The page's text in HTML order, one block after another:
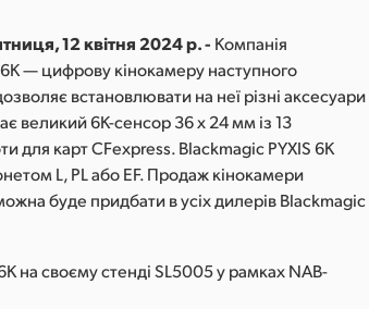
12 квітня 2024 р. - Компанія
— цифрову кінокамеру наступного
встановлювати на неї різні аксесуари
великий 6K-сенсор 36 x 24 мм із 13
для карт CFexpress. Blackmagic PYXIS 6K
L, PL або EF. Продаж кінокамери
буде придбати в усіх дилерів Blackmagic
на своєму стенді SL5005 у рамках NAB-